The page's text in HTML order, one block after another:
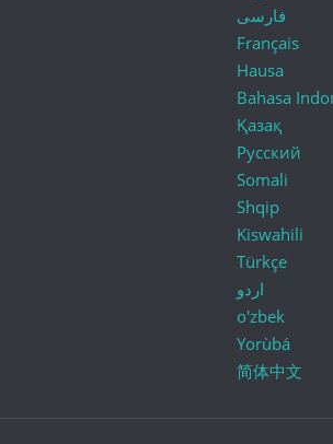
فارسی
Français
Hausa
Bahasa
Қазақ
Русский
Somali
Shqip
Kiswahili
Türkçe
اردو
o'zbek
Yorùbá
简体中文